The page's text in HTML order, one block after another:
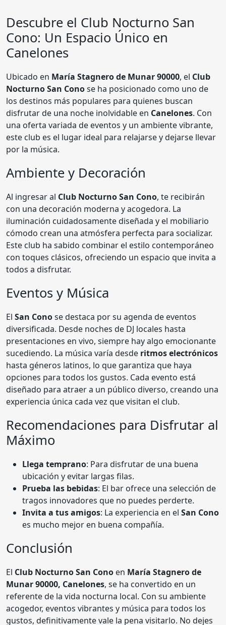
Descubre el Club Nocturno San
Cono: Un Espacio Único en
Canelones
Ubicado en María Stagnero de Munar 90000, el Club
Nocturno San Conose ha posicionado como uno de
los destinos más populares para quienes buscan
disfrutar de una noche inolvidable en Canelones. Con
una oferta variada de eventos y un ambiente vibrante,
este club es el lugar ideal para relajarse y dejarse llevar
por la música.
Ambiente y Decoración
Al ingresar al Club Nocturno San Cono, te recibirán
con una decoración moderna y acogedora. La
iluminación cuidadosamente diseñada y el mobiliario
cómodo crean una atmósfera perfecta para socializar.
Este club ha sabido combinar el estilo contemporáneo
con toques clásicos, ofreciendo un espacio que invita a
todos a disfrutar.
Eventos y Música
El San Conose destaca por su agenda de eventos
diversificada. Desde noches de DJ locales hasta
presentaciones en vivo, siempre hay algo emocionante
sucediendo. La música varía desde ritmos electrónicos
hasta géneros latinos, lo que garantiza que haya
opciones para todos los gustos. Cada evento está
diseñado para atraer a un público diverso, creando una
experiencia única cada vez que visitan el club.
Recomendaciones para Disfrutar al
Máximo
Llega temprano: Para disfrutar de una buena
ubicación y evitar largas filas.
Prueba las bebidas: El bar ofrece una selección de
tragos innovadores que no puedes perderte.
Invita a tus amigos: La experiencia en el San Cono
es mucho mejor en buena compañía.
Conclusión
El Club Nocturno San Cono en María Stagnero de
Munar 90000, Canelones, se ha convertido en un
referente de la vida nocturna local. Con su ambiente
acogedor, eventos vibrantes y música para todos los
gustos, definitivamente vale la pena visitarlo. No dejes